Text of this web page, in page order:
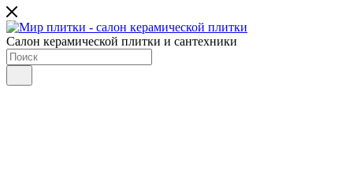
Салон керамической плитки и сантехники